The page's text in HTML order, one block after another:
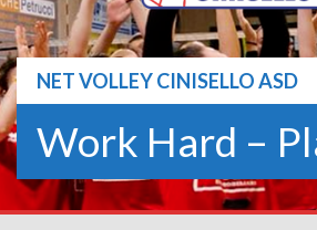
NET VOLLEY CINISELLO ASD
Work Hard –